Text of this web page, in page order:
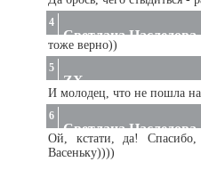
4
Светлана Наследова
тоже верно))
5
ZX
И молодец, что не пошла на
6
Светлана Наследова
Ой, кстати, да!
Васеньку))))